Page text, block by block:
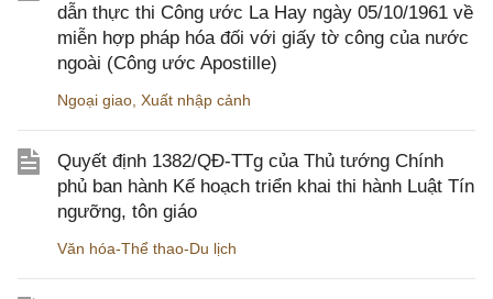
dẫn thực thi Công ước La Hay ngày 05/10/1961 về
miễn hợp pháp hóa đối với giấy tờ công của nước
ngoài (Công ước Apostille)
Ngoại giao Xuất nhập cảnh
Quyết định 1382/QĐ-TTg của Thủ tướng Chính
phủ ban hành Kế hoạch triển khai thi hành Luật Tín
ngưỡng, tôn giáo
Văn hóa-Thể thao-Du lịch